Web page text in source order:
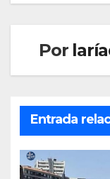
Por
Entrada